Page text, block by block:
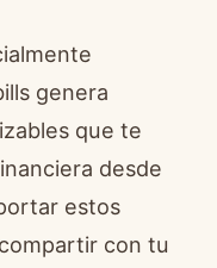
genera
que te
desde
estos
con tu